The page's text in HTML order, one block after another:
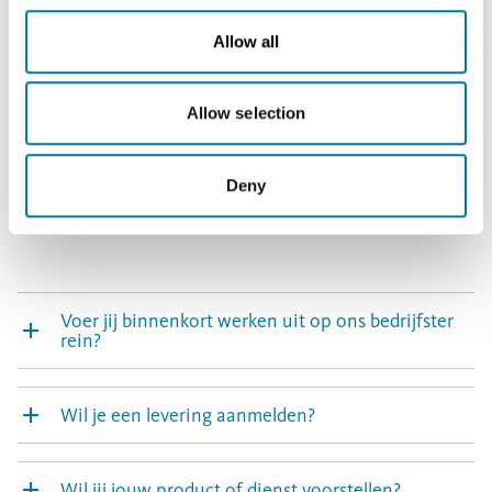
Allow all
Allow selection
Deny
RICHT JE RECHTSTREEKS TOT ONZE
Purchasing Aurubis Belgium
Send e-mail
Voer jij binnenkort werken uit op ons bedrijfster
rein?
Wil je een levering aanmelden?